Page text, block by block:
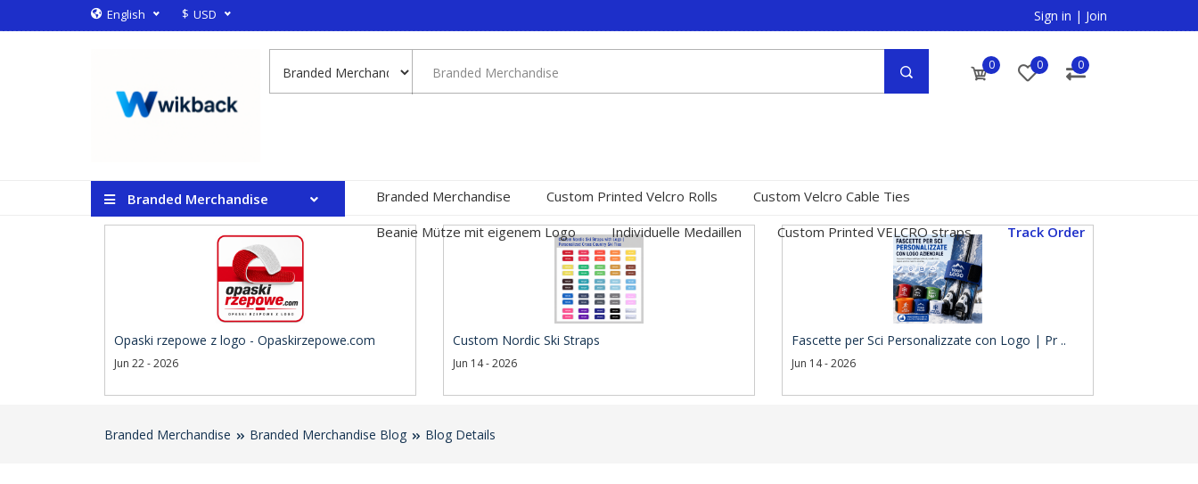
English $ USD Sign in | Join
0 0 0
Branded Merchandise Branded Merchandise Custom Printed Velcro Rolls
Custom Velcro Cable Ties
Beanie Mütze mit eigenem Logo
Individuelle Medaillen Custom Printed VELCRO straps Track Order
Opaski rzepowe z logo - Opaskirzepowe.com
Jun 22 - 2026
Custom Nordic Ski Straps
Jun 14 - 2026
Fascette per Sci Personalizzate con Logo | Pr ..
Jun 14 - 2026
Branded Merchandise Branded Merchandise Blog Blog Details